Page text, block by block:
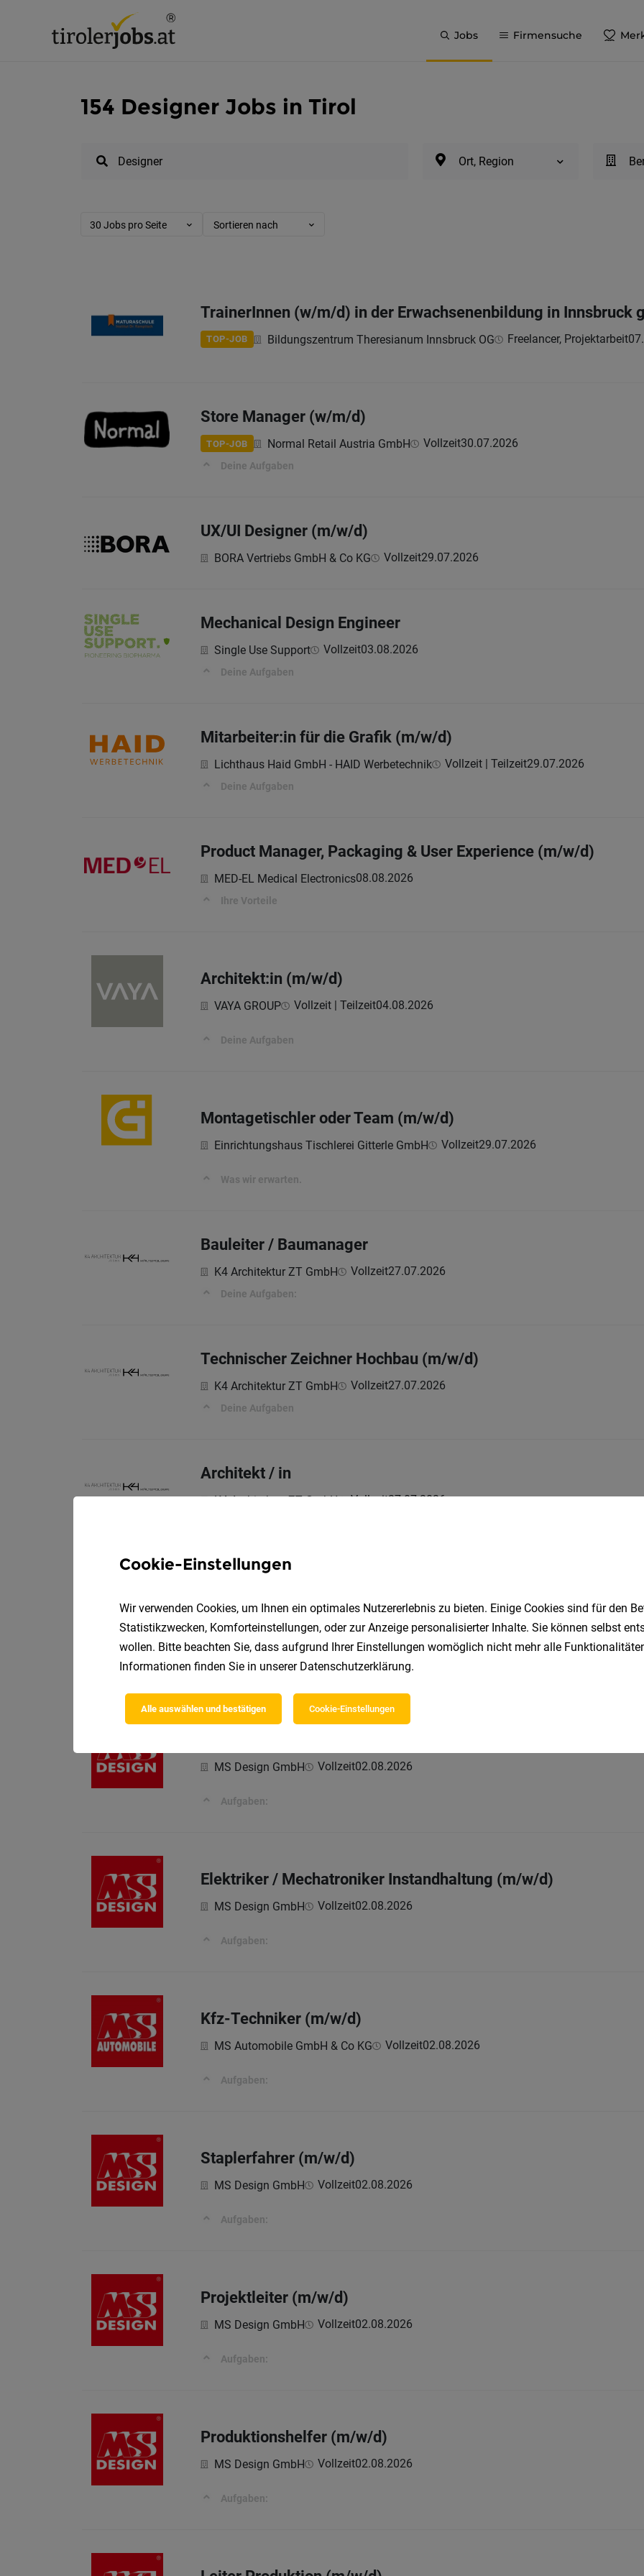
Jobs Firmensuche
154 Designer Jobs in Tirol
Ort, Region
30 Jobs pro Seite Sortieren nach
TrainerInnen (w/m/d) in der Erwachsenenbildung in Innsbruck
TOP-JOB Bildungszentrum Theresianum Innsbruck OG Freelancer, Projektarbeit
Store Manager (w/m/d)
TOP-JOB Normal Retail Austria GmbH Vollzeit30.07.2026
Deine Aufgaben
UX/UI Designer (m/w/d)
BORA Vertriebs GmbH & Co KG Vollzeit29.07.2026
Mechanical Design Engineer
Single Use Support Vollzeit03.08.2026
Deine Aufgaben
Mitarbeiter:in für die Grafik (m/w/d)
Lichthaus Haid GmbH - HAID Werbetechnik Vollzeit | Teilzeit29.07.2026
Deine Aufgaben
Product Manager, Packaging & User Experience (m/w/d)
MED-EL Medical Electronics08.08.2026
Ihre Vorteile
Architekt:in (m/w/d)
VAYA GROUP Vollzeit | Teilzeit04.08.2026
Deine Aufgaben
Montagetischler oder Team (m/w/d)
Einrichtungshaus Tischlerei Gitterle GmbH Vollzeit29.07.2026
Was wir erwarten.
Bauleiter / Baumanager
K4 Architektur ZT GmbH Vollzeit27.07.2026
Deine Aufgaben:
Technischer Zeichner Hochbau (m/w/d)
K4 Architektur ZT GmbH Vollzeit27.07.2026
Deine Aufgaben
Architekt / in
K4 Architektur ZT GmbH Vollzeit27.07.2026
Spritzguss-Anwendungstechniker (m/w/d)
MS Design GmbH Vollzeit02.08.2026
Aufgaben:
MS Design GmbH Vollzeit02.08.2026
Aufgaben:
Elektriker / Mechatroniker Instandhaltung (m/w/d)
MS Design GmbH Vollzeit02.08.2026
Aufgaben:
Kfz-Techniker (m/w/d)
MS Automobile GmbH & Co KG Vollzeit02.08.2026
Aufgaben:
Staplerfahrer (m/w/d)
MS Design GmbH Vollzeit02.08.2026
Aufgaben:
Projektleiter (m/w/d)
MS Design GmbH Vollzeit02.08.2026
Aufgaben:
Produktionshelfer (m/w/d)
MS Design GmbH Vollzeit02.08.2026
Aufgaben:
Cookie-Einstellungen
Wir verwenden Cookies, um Ihnen ein optimales Nutzererlebnis zu bieten. Einige Cookies sind für den
Statistikzwecken, Komforteinstellungen, oder zur Anzeige personalisierter Inhalte. Sie können selbst
wollen. Bitte beachten Sie, dass aufgrund Ihrer Einstellungen womöglich nicht mehr alle
Informationen finden Sie in unserer Datenschutzerklärung.
Alle auswählen und bestätigen Cookie-Einstellungen